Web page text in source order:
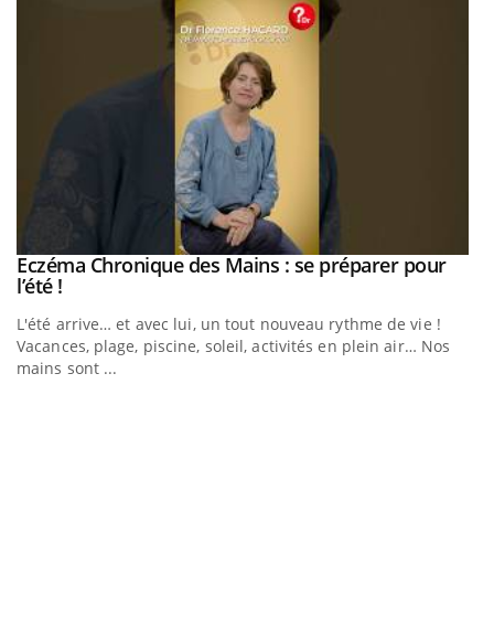
Youtube
Eczéma Chronique des Mains : se préparer pour
l’été !Youtube
L'été arrive… et avec lui, un tout nouveau rythme de vie !
Vacances, plage, piscine, soleil, activités en plein air… Nos
mains sont ...